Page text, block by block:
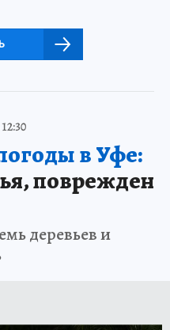
в Уфе:
поврежден
деревьев и